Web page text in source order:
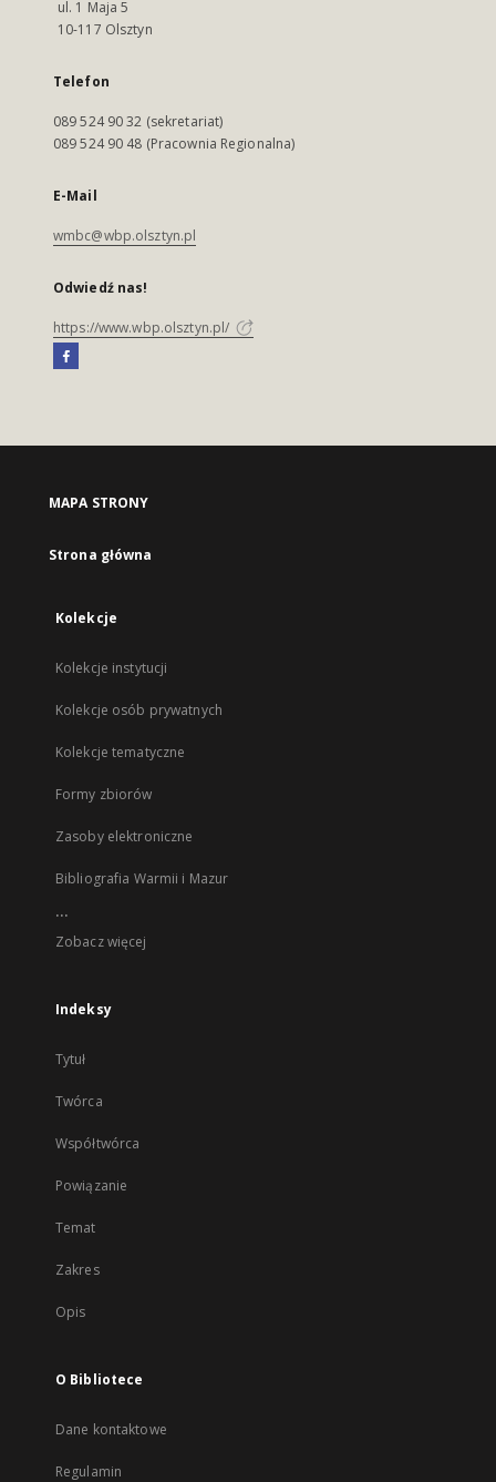
ul. 1 Maja 5
10-117 Olsztyn
Telefon
089 524 90 32 (sekretariat)
089 524 90 48 (Pracownia Regionalna)
E-Mail
wmbc@wbp.olsztyn.pl
Odwiedź nas!
https://www.wbp.olsztyn.pl/
MAPA STRONY
Strona główna
Kolekcje
Kolekcje instytucji
Kolekcje osób prywatnych
Kolekcje tematyczne
Formy zbiorów
Zasoby elektroniczne
Bibliografia Warmii i Mazur
...
Zobacz więcej
Indeksy
Tytuł
Twórca
Współtwórca
Powiązanie
Temat
Zakres
Opis
O Bibliotece
Dane kontaktowe
Regulamin